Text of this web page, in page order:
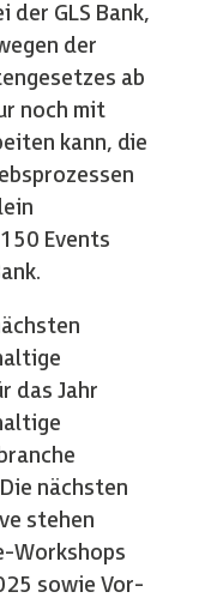
der GLS Bank,
der
ab
noch mit
kann, die
Events
das Jahr
nächsten
stehen
Workshops
sowie Vor-